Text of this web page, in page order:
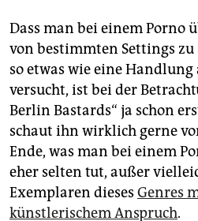
Dass man bei einem Porno
von bestimmten Settings
so etwas wie eine Handlung
versucht, ist bei der
Berlin Bastards“ ja schon
schaut ihn wirklich gerne
Ende, was man bei einem
eher selten tut, außer
Exemplaren dieses Genres
künstlerischem Anspruch.